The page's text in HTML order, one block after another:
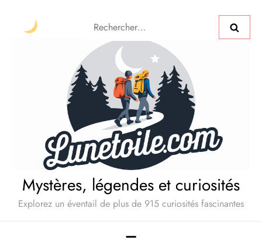
Mystères, légendes et curiosités
Explorez un éventail de plus de 915 curiosités fascinantes